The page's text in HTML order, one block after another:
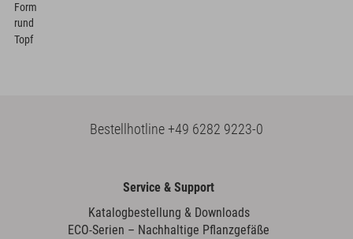
Form
rund
Topf
Bestellhotline+49 6282 9223-0
Service & Support
Katalogbestellung & Downloads
ECO-Serien – Nachhaltige Pflanzgefäße